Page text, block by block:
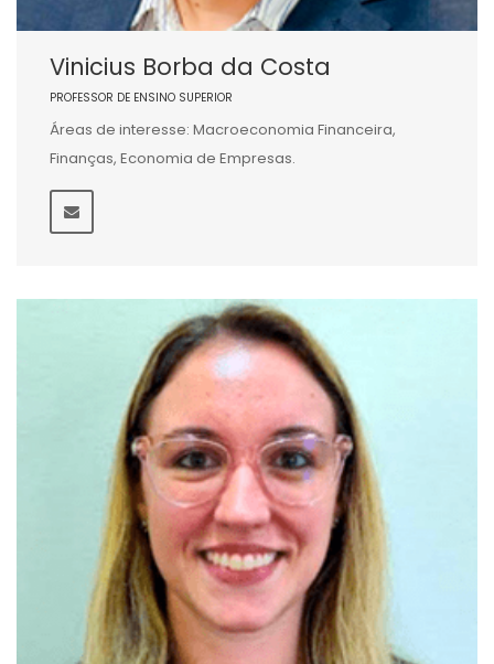
Vinicius Borba da Costa
PROFESSOR DE ENSINO SUPERIOR
Áreas de interesse: Macroeconomia Financeira,
Finanças, Economia de Empresas.